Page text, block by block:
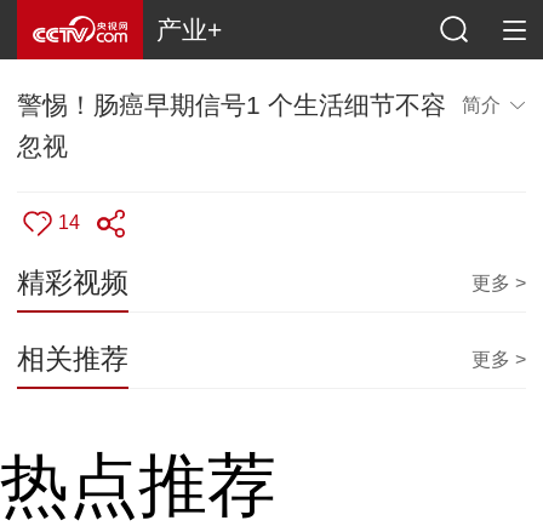
产业+
警惕！肠癌早期信号1 个生活细节不容
忽视
简介
14
精彩视频 更多 >
相关推荐 更多 >
热点推荐